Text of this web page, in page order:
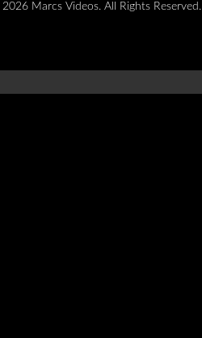
Marcs Videos. All Rights Reserved.